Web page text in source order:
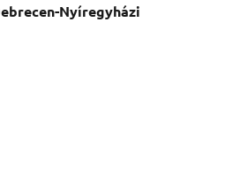
Nyíregyházi